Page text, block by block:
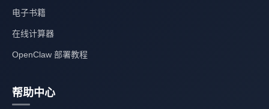
电子书籍
在线计算器
OpenClaw 部署教程
帮助中心